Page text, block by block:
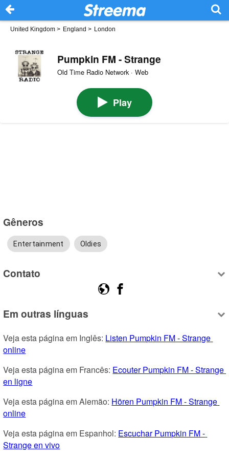
United Kingdom > England > London
Pumpkin FM - Strange
Old Time Radio Network · Web
Play
Gêneros
Entertainment Oldies
Contato
Em outras línguas
Veja esta página em Inglês: Listen Pumpkin FM - Strange
online
Veja esta página em Francês: Ecouter Pumpkin FM - Strange
en ligne
Veja esta página em Alemão: Hören Pumpkin FM - Strange
online
Veja esta página em Espanhol: Escuchar Pumpkin FM -
Strange en vivo